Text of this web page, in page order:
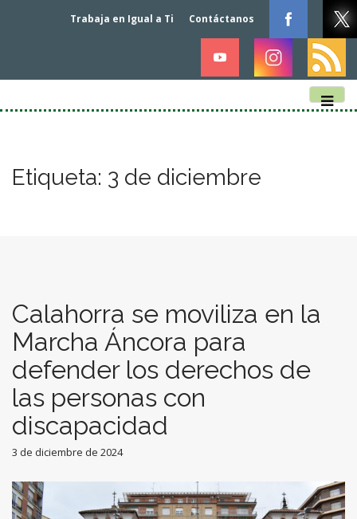
M
n
m
t
t
Etiqueta: 3 de diciembre
Calahorra se moviliza en la
Marcha Áncora para
defender los derechos de
las personas con
discapacidad
3 de diciembre de 2024
Trabaja en Igual a Ti Contáctanos